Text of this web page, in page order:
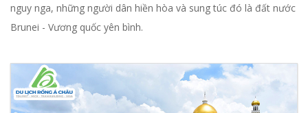
nguy nga, những người dân hiền hòa và sung túc đó là đất nước
Brunei - Vương quốc yên bình.